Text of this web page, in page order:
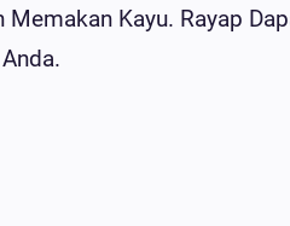
Kayu. Rayap